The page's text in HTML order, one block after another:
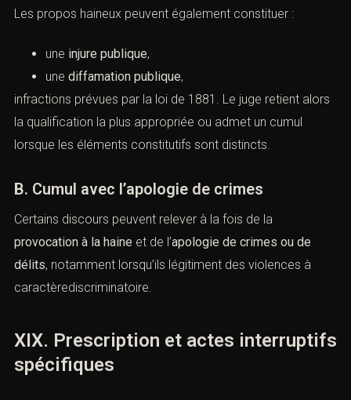
XVIII. Provocation à la haine et
pluralité d’infractions
(Provocation à la haine : définition,
sanctions et défense pénale)
uneinjure publique
unediffamation publique,
infractions prévues par la loi de 1881. Le juge retient
cumul lorsque les éléments constitutifs sont distincts.
B. Cumul avec l’apologie de crimes